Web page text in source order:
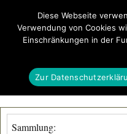
GeoGREIF
Sammlung:
Diese Webseite
Verwendung von Cookies
Einschränkungen in der
Zur